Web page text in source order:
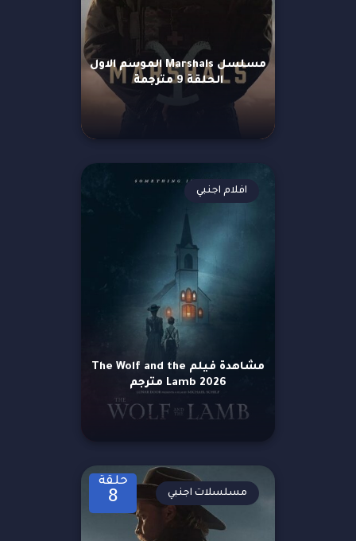
مسلسل Marshals الموسم الاول
الحلقة 9 مترجمة
مشاهدة فيلم The Wolf and the
Lamb 2026 مترجم
افلام اجنبي
حلقة
8 مسلسلات اجنبي